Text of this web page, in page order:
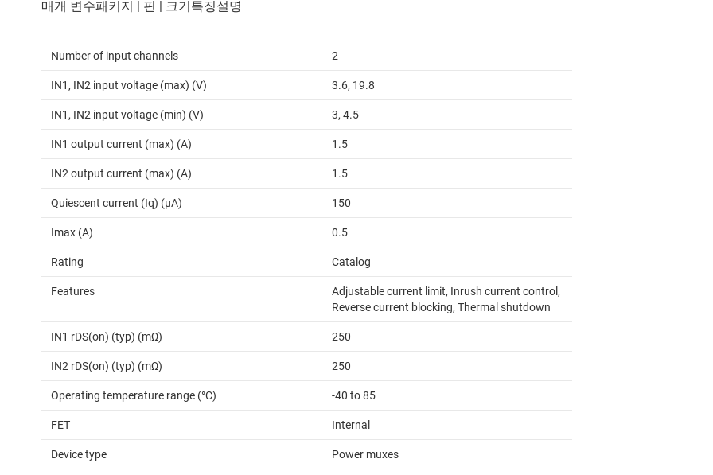
Number of input channels 2
IN1, IN2 input voltage (max) (V) 3.6, 19.8
IN1, IN2 input voltage (min) (V) 3, 4.5
IN1 output current (max) (A) 1.5
IN2 output current (max) (A) 1.5
Quiescent current (Iq) (µA) 150
Imax (A) 0.5
Rating Catalog
Features
Adjustable current limit, Inrush current control,
Reverse current blocking, Thermal shutdown
IN1 rDS(on) (typ) (mΩ) 250
IN2 rDS(on) (typ) (mΩ) 250
Operating temperature range (°C) -40 to 85
FET Internal
Device type Power muxes